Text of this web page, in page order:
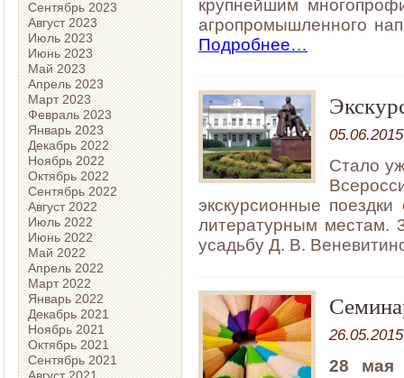
Сентябрь 2023
Август 2023
Июль 2023
Июнь 2023
Май 2023
Апрель 2023
Март 2023
Февраль 2023
Январь 2023
Декабрь 2022
Ноябрь 2022
Октябрь 2022
Сентябрь 2022
Август 2022
Июль 2022
Июнь 2022
Май 2022
Апрель 2022
Март 2022
Январь 2022
Декабрь 2021
Ноябрь 2021
Октябрь 2021
Сентябрь 2021
крупнейшим
агропромышленного
Подробнее…
05.06.2015
Стало
экскурсионные
литературным местам.
усадьбу Д. В.
26.05.2015
28 мая